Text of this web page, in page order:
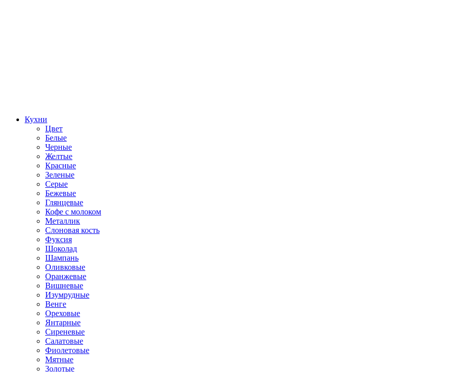
Кухни
Цвет
Белые
Черные
Желтые
Красные
Зеленые
Серые
Бежевые
Глянцевые
Кофе с молоком
Металлик
Слоновая кость
Фуксия
Шоколад
Шампань
Оливковые
Оранжевые
Вишневые
Изумрудные
Венге
Ореховые
Янтарные
Сиреневые
Салатовые
Фиолетовые
Мятные
Золотые